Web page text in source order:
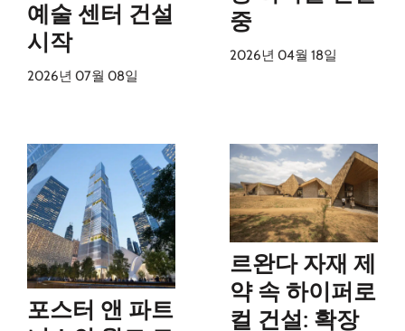
예술 센터 건설
시작
2026년 07월 08일
중
2026년 04월 18일
포스터 앤 파트
르완다 자재 제
약 속 하이퍼로
컬 건설: 확장